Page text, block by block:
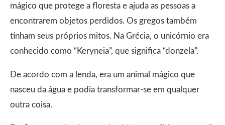
mágico que protege a floresta e ajuda as pessoas a
encontrarem objetos perdidos. Os gregos também
tinham seus próprios mitos. Na Grécia, o unicórnio era
conhecido como “Keryneia”, que significa “donzela”.
De acordo com a lenda, era um animal mágico que
nasceu da água e podia transformar-se em qualquer
outra coisa.